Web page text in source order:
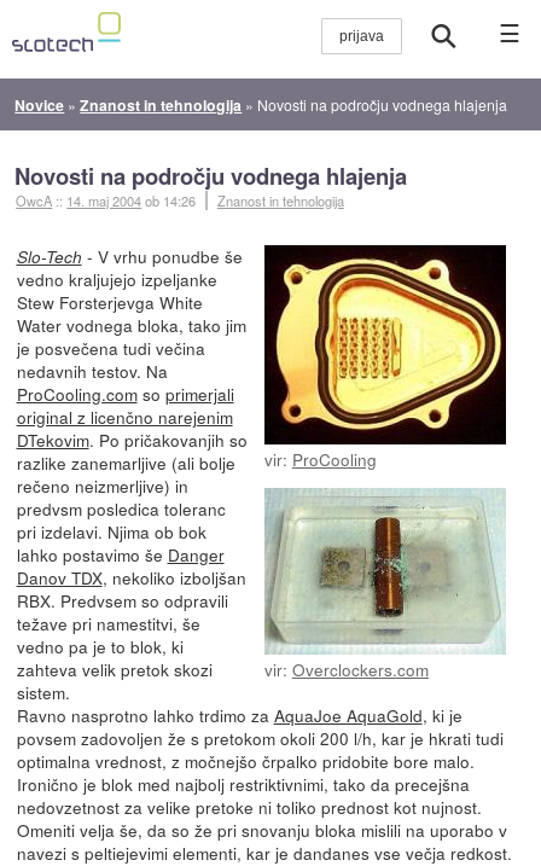
☰
Novice »Znanost in tehnologija » Novosti na področju vodnega hlajenja
Novosti na področju vodnega hlajenja
OwcA :: 14. maj 2004ob 14:26 Znanost in tehnologija
vir: ProCooling
vir: Overclockers.com
Slo-Tech - V vrhu ponudbe še
vedno kraljujejo izpeljanke
Stew Forsterjevga White
Water vodnega bloka, tako jim
je posvečena tudi večina
nedavnih testov. Na
ProCooling.comso primerjali
original z licenčno narejenim
DTekovim. Po pričakovanjih so
razlike zanemarljive (ali bolje
rečeno neizmerljive) in
predvsm posledica toleranc
pri izdelavi. Njima ob bok
lahko postavimo še Danger
Danov TDX, nekoliko izboljšan
RBX. Predvsem so odpravili
težave pri namestitvi, še
vedno pa je to blok, ki
zahteva velik pretok skozi
sistem.
Ravno nasprotno lahko trdimo za AquaJoe AquaGold, ki je
povsem zadovoljen že s pretokom okoli 200 l/h, kar je hkrati tudi
optimalna vrednost, z močnejšo črpalko pridobite bore malo.
Ironično je blok med najbolj restriktivnimi, tako da precejšna
nedovzetnost za velike pretoke ni toliko prednost kot nujnost.
Omeniti velja še, da so že pri snovanju bloka mislili na uporabo v
navezi s peltiejevimi elementi, kar je dandanes vse večja redkost.